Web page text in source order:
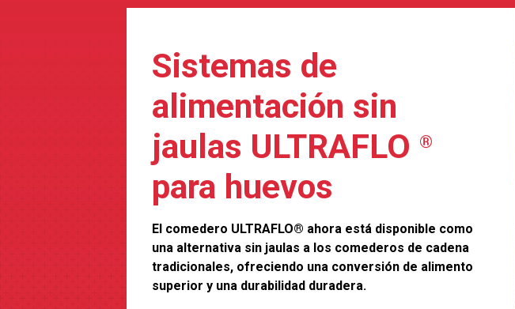
Sistemas de
alimentación sin
jaulas ULTRAFLO ®
para huevos
El comedero ULTRAFLO® ahora está disponible como
una alternativa sin jaulas a los comederos de cadena
tradicionales, ofreciendo una conversión de alimento
superior y una durabilidad duradera.